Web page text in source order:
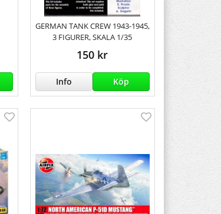
GERMAN TANK CREW 1943-1945,
3 FIGURER, SKALA 1/35
150 kr
Info Köp